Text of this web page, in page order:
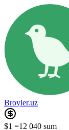
Broyler.uz
$1 =12 040 sum